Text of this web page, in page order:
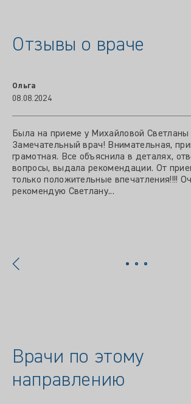
Отзывы о враче
Ольга
08.08.2024
Была на приеме у Михайловой
Замечательный врач! Внимательная,
грамотная. Все объяснила в деталях,
вопросы, выдала рекомендации. От
только положительные впечатления!!!!
рекомендую Светлану...
Врачи по этому
направлению